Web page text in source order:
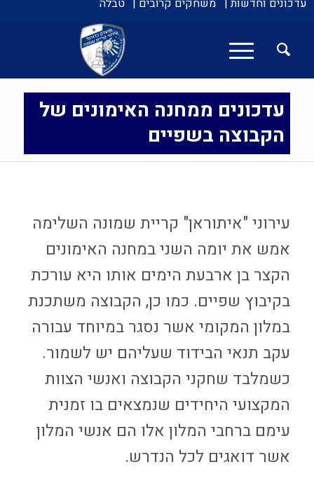
עדכונים וחדשות | משחקים קרובים | טבלה
עדכונים ממחנה האימונים של
הקבוצה בשפיים
עירוני "איתוראן" קריית שמונה השלימה
אמש את יומה השני במחנה האימונים
הקצר בן ארבעת הימים אותו היא עורכת
בקיבוץ שפיים. כמו כן, הקבוצה משתכנת
במלון המקומי אשר נסגר במיוחד עבורה
עקב תנאי הבידוד שעליהם יש לשמור.
כשמלבד שחקני הקבוצה ואנשי הצוות
המקצועי היחידים שנמצאים בו זמנית
עימם ברחבי המלון אלו הם אנשי המלון
אשר דואגים לכל הנדרש.